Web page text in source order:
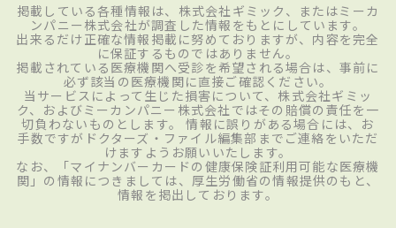
掲載している各種情報は、株式会社ギミック、またはミーカ
ンパニー株式会社が調査した情報をもとにしています。
出来るだけ正確な情報掲載に努めておりますが、内容を完全
に保証するものではありません。
掲載されている医療機関へ受診を希望される場合は、事前に
必ず該当の医療機関に直接ご確認ください。
当サービスによって生じた損害について、株式会社ギミッ
ク、およびミーカンパニー株式会社ではその賠償の責任を一
切負わないものとします。 情報に誤りがある場合には、お
手数ですがドクターズ・ファイル編集部までご連絡をいただ
けますようお願いいたします。
なお、「マイナンバーカードの健康保険証利用可能な医療機
関」の情報につきましては、厚生労働省の情報提供のもと、
情報を掲出しております。